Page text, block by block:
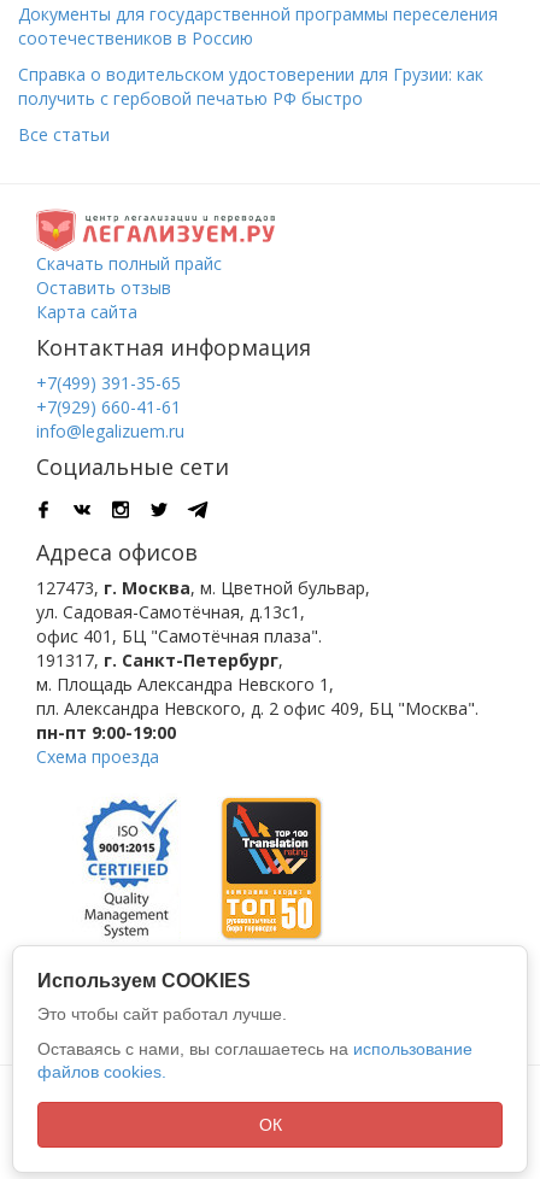
Документы для государственной программы переселения
соотечествеников в Россию
Справка о водительском удостоверении для Грузии: как
получить с гербовой печатью РФ быстро
Все статьи
Скачать полный прайс
Оставить отзыв
Карта сайта
Контактная информация
+7(499) 391-35-65
+7(929) 660-41-61
info@legalizuem.ru
Социальные сети
Адреса офисов
127473, г. Москва, м. Цветной бульвар,
ул. Садовая-Самотёчная, д.13с1,
офис 401, БЦ "Самотёчная плаза".
191317, г. Санкт-Петербург,
м. Площадь Александра Невского 1 ,
пл. Александра Невского, д. 2 офис 409, БЦ "Москва".
пн-пт 9:00-19:00
Схема проезда
Политика конфиденциальности
Все права защищены © 2026
Используем COOKIES
Это чтобы сайт работал лучше.
Оставаясь с нами, вы соглашаетесь на использование
файлов cookies.
ОК